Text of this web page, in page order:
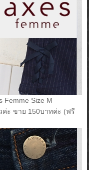
Femme Size M
ค่ะ ขาย 150บาทค่ะ (ฟรี